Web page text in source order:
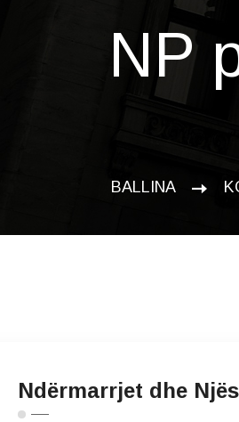
NP
BALLINA
Ndërmarrjet dhe